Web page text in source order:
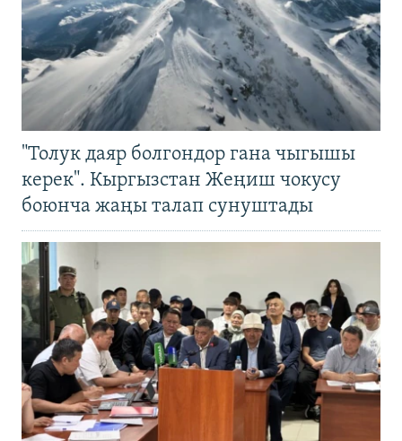
"Толук даяр болгондор гана чыгышы
керек". Кыргызстан Жеңиш чокусу
боюнча жаңы талап сунуштады